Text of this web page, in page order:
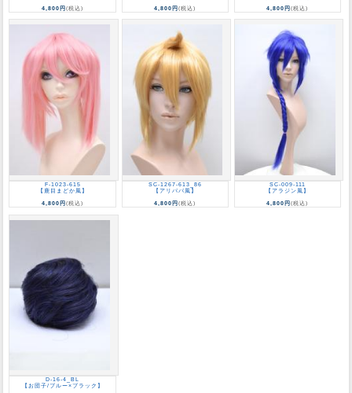
4,800円(税込) 4,800円(税込) 4,800円(税込)
F-1023-615
【鹿目まどか風】
4,800円(税込)
SC-1267-613_86
【アリババ風】
4,800円(税込)
SC-009-111
【アラジン風】
4,800円(税込)
D-16-4_BL
【お団子/ブルー×ブラック】